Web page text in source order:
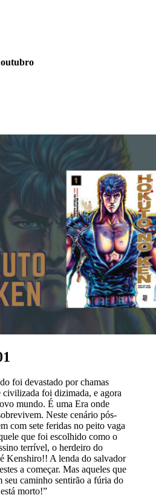
foi devastado por chamas
civilizada foi dizimada, e agora
mundo. É uma Era onde
Neste cenário pós-
com sete feridas no peito vaga
que foi escolhido como o
terrível, o herdeiro do
Kenshiro!! A lenda do salvador
a começar. Mas aqueles que
seu caminho sentirão a fúria do
morto!”